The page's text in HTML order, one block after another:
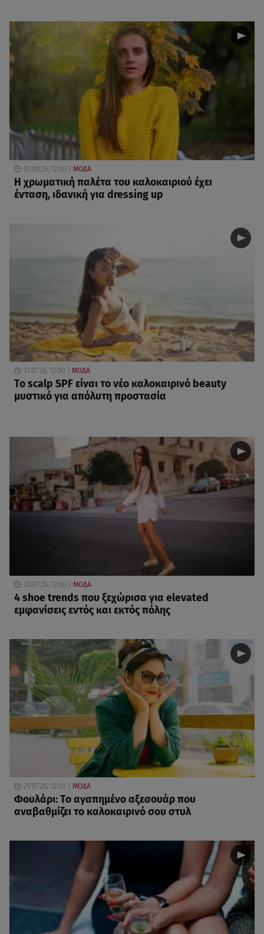
01.08.26, 12:00 ΜΟΔΑ
Η χρωματική παλέτα του καλοκαιριού έχει
ένταση, ιδανική για dressing up
31.07.26, 12:00 ΜΟΔΑ
Το scalp SPF είναι το νέο καλοκαιρινό beauty
μυστικό για απόλυτη προστασία
30.07.26, 12:00 ΜΟΔΑ
4 shoe trends που ξεχώρισα για elevated
εμφανίσεις εντός και εκτός πόλης
29.07.26, 12:00 ΜΟΔΑ
Φουλάρι: Το αγαπημένο αξεσουάρ που
αναβαθμίζει το καλοκαιρινό σου στυλ